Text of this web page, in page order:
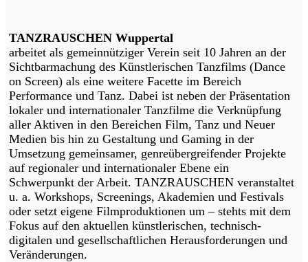
TANZRAUSCHEN Wuppertal
arbeitet als gemeinnütziger Verein seit 10 Jahren an der
Sichtbarmachung des Künstlerischen Tanzfilms (Dance
on Screen) als eine weitere Facette im Bereich
Performance und Tanz. Dabei ist neben der Präsentation
lokaler und internationaler Tanzfilme die Verknüpfung
aller Aktiven in den Bereichen Film, Tanz und Neuer
Medien bis hin zu Gestaltung und Gaming in der
Umsetzung gemeinsamer, genreübergreifender Projekte
auf regionaler und internationaler Ebene ein
Schwerpunkt der Arbeit. TANZRAUSCHEN veranstaltet
u. a. Workshops, Screenings, Akademien und Festivals
oder setzt eigene Filmproduktionen um – stehts mit dem
Fokus auf den aktuellen künstlerischen, technisch-
digitalen und gesellschaftlichen Herausforderungen und
Veränderungen.